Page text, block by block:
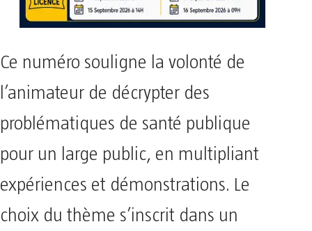
Ce numéro souligne la volonté de
l’animateur de décrypter des
problématiques de santé publique
pour un large public, en multipliant
expériences et démonstrations. Le
choix du thème s’inscrit dans un